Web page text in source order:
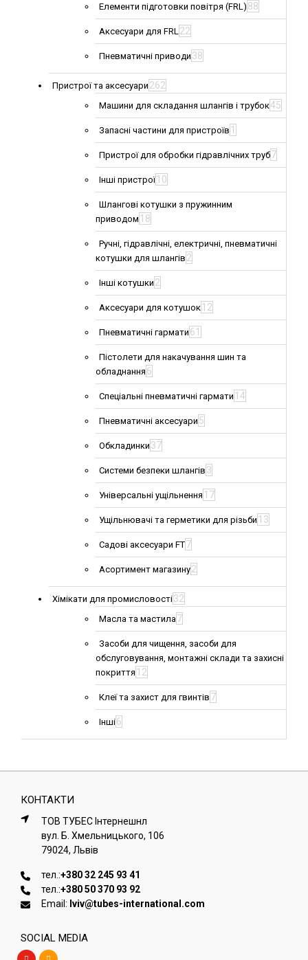
Елементи підготовки повітря (FRL) 88
Аксесуари для FRL22
Пневматичні приводи 38
Пристрої та аксесуари 262
Машини для складання шлангів і трубок45
Запасні частини для пристроїв 1
Пристрої для обробки гідравлічних труб7
Інші пристрої 10
Шлангові котушки з пружинним
приводом 18
Ручні, гідравлічні, електричні, пневматичні
котушки для шлангів 2
Інші котушки 2
Аксесуари для котушок 12
Пневматичні гармати 61
Пістолети для накачування шин та
обладнання 6
Спеціальні пневматичні гармати 14
Пневматичні аксесуари 5
Обкладинки 37
Системи безпеки шлангів 3
Універсальні ущільнення 17
Ущільнювачі та герметики для різьби 13
Садові аксесуари FT7
Асортимент магазину2
Хімікати для промисловості32
Масла та мастила7
Засоби для чищення, засоби для
обслуговування, монтажні склади та захисні
покриття 12
Клеї та захист для гвинтів 7
Інші6
КОНТАКТИ
ТОВ ТУБЕС Iнтернешнл
вул. Б. Хмельницького, 106
79024, Львiв
тел.:+380 32 245 93 41
тел.:+380 50 370 93 92
Email: lviv@tubes-international.com
SOCIAL MEDIA